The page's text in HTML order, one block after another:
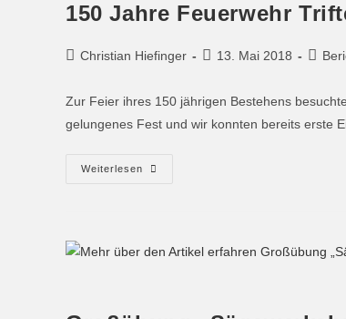
150 Jahre Feuerwehr
Christian Hiefinger 13. Mai 2018
Zur Feier ihres 150 jährigen Bestehens
gelungenes Fest und wir konnten bereits erste
Weiterlesen